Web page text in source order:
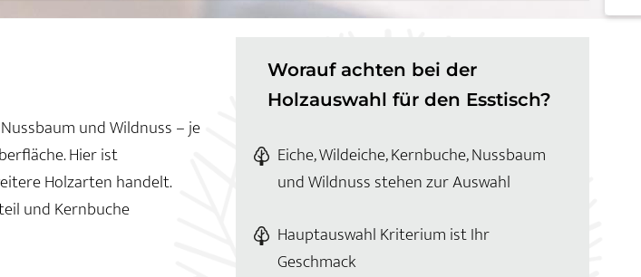
und Wildnuss – je
Hier ist
Holzarten handelt.
und Kernbuche
Worauf achten bei der
Holzauswahl für den Esstisch?
Eiche, Wildeiche, Kernbuche, Nussbaum
und Wildnuss stehen zur Auswahl
Hauptauswahl Kriterium ist Ihr
Geschmack